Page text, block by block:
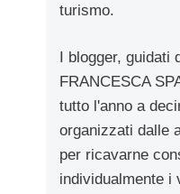
turismo.
I blogger, guidati
FRANCESCA
tutto l'anno a
organizzati dalle
per ricavarne
individualmente i